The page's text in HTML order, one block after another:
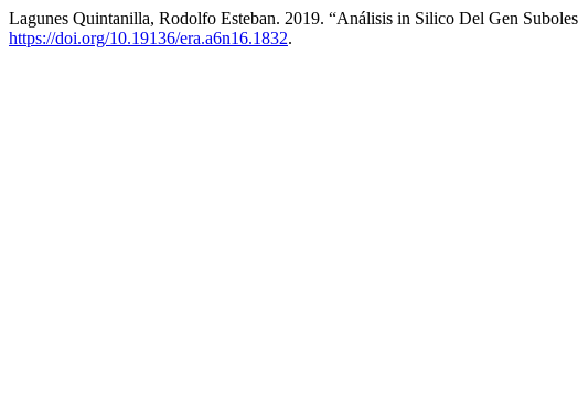
Lagunes Quintanilla, Rodolfo Esteban. 2019. “Análisis in Silico Del Gen
https://doi.org/10.19136/era.a6n16.1832.